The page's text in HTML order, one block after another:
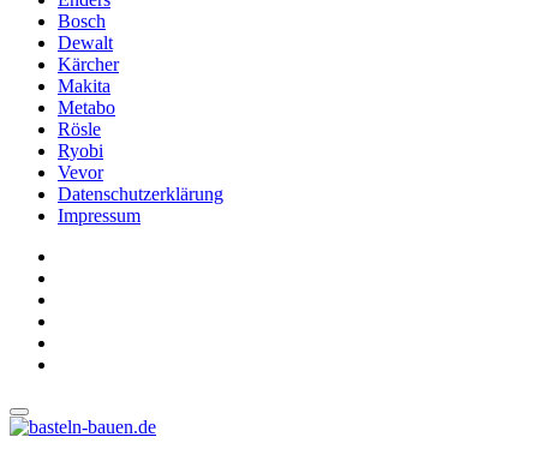
Bosch
Dewalt
Kärcher
Makita
Metabo
Rösle
Ryobi
Vevor
Datenschutzerklärung
Impressum